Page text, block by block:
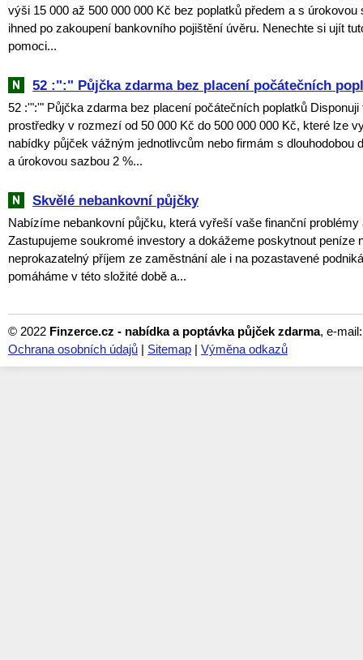
výši 15 000 až 500 000 000 Kč bez poplatků předem a s úrokovou
ihned po zakoupení bankovního pojištění úvěru. Nenechte si ujít
pomoci...
52 :":" Půjčka zdarma bez placení počátečních
52 :'":'" Půjčka zdarma bez placení počátečních poplatků Disponuji
prostředky v rozmezí od 50 000 Kč do 500 000 000 Kč, které lze
nabídky půjček vážným jednotlivcům nebo firmám s dlouhodobou
a úrokovou sazbou 2 %...
Skvělé nebankovní půjčky
Nabízíme nebankovní půjčku, která vyřeší vaše finanční problémy
Zastupujeme soukromé investory a dokážeme poskytnout peníze
neprokazatelný příjem ze zaměstnání ale i na pozastavené
pomáháme v této složité době a...
© 2022 Finzerce.cz - nabídka a poptávka půjček zdarma, e-
Ochrana osobních údajů | Sitemap | Výměna odkazů